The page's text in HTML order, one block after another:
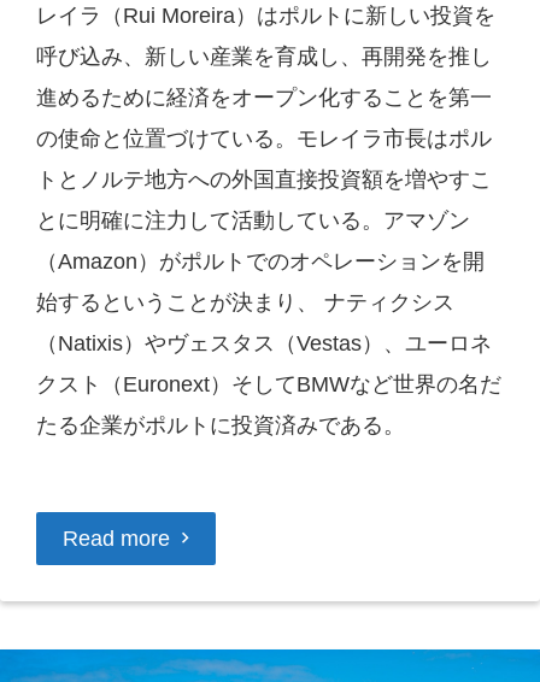
レイラ（Rui Moreira）はポルトに新しい投資を
呼び込み、新しい産業を育成し、再開発を推し
進めるために経済をオープン化することを第一
の使命と位置づけている。モレイラ市長はポル
トとノルテ地方への外国直接投資額を増やすこ
とに明確に注力して活動している。アマゾン
（Amazon）がポルトでのオペレーションを開
始するということが決まり、 ナティクシス
（Natixis）やヴェスタス（Vestas）、ユーロネ
クスト（Euronext）そしてBMWなど世界の名だ
たる企業がポルトに投資済みである。
Read more